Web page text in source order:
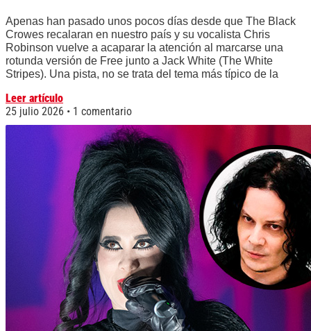
Apenas han pasado unos pocos días desde que The Black
Crowes recalaran en nuestro país y su vocalista Chris
Robinson vuelve a acaparar la atención al marcarse una
rotunda versión de Free junto a Jack White (The White
Stripes). Una pista, no se trata del tema más típico de la
Leer artículo
25 julio 2026
1 comentario